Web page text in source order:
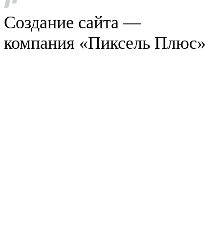
Создание сайта —
компания «Пиксель Плюс»